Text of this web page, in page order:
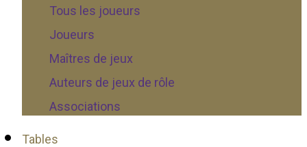
Tous les joueurs
Joueurs
Maîtres de jeux
Auteurs de jeux de rôle
Associations
Tables